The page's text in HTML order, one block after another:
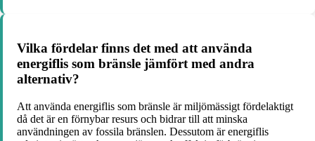
Vilka fördelar finns det med att använda
energiflis som bränsle jämfört med andra
alternativ?
Att använda energiflis som bränsle är miljömässigt fördelaktigt
då det är en förnybar resurs och bidrar till att minska
användningen av fossila bränslen. Dessutom är energiflis